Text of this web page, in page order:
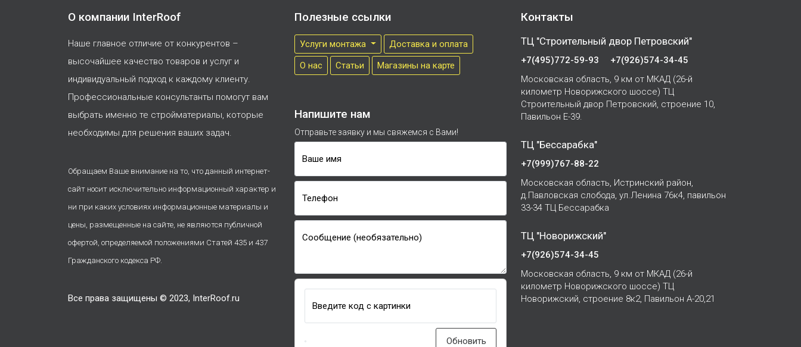
О компании InterRoof
Наше главное отличие от конкурентов –
высочайшее качество товаров и услуг и
индивидуальный подход к каждому клиенту.
Профессиональные консультанты помогут вам
выбрать именно те стройматериалы, которые
необходимы для решения ваших задач.
Обращаем Ваше внимание на то, что данный интернет-
сайт носит исключительно информационный характер и
ни при каких условиях информационные материалы и
цены, размещенные на сайте, не являются публичной
офертой, определяемой положениями Статей 435 и 437
Гражданского кодекса РФ.
Все права защищены © 2023, InterRoof.ru
Полезные ссылки
Услуги монтажа
Доставка и оплата
О нас
Cтатьи Магазины на карте
Напишите нам
Отправьте заявку и мы свяжемся с Вами!
Ваше имя
Телефон
Сообщение (необязательно)
Введите код с картинки
Обновить
Контакты
ТЦ "Строительный двор Петровский"
+7(495)772-59-93
+7(926)574-34-45
Московская область, 9 км от МКАД (26-й
километр Новорижского шоссе) ТЦ
Строительный двор Петровский, строение 10,
Павильон Е-39.
ТЦ "Бессарабка"
+7(999)767-88-22
Московская область, Истринский район,
д.Павловская слобода, ул.Ленина 76к4, павильон
33-34 ТЦ Бессарабка
ТЦ "Новорижский"
+7(926)574-34-45
Московская область, 9 км от МКАД (26-й
километр Новорижского шоссе) ТЦ
Новорижский, строение 8к2, Павильон А-20,21